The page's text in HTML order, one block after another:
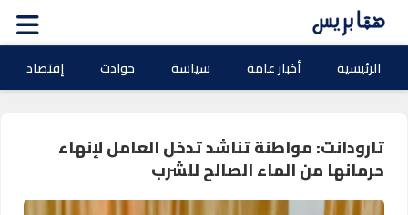
الرئيسية أخبار عامة سياسة حوادث إقتصاد
تارودانت: مواطنة تناشد تدخل العامل لإنهاء
حرمانها من الماء الصالح للشرب